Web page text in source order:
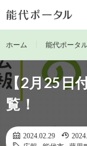
ホーム 能代ポータ
【2月25日
覧！
2024.02.29